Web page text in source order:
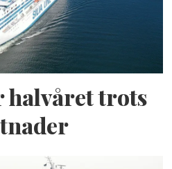
trots